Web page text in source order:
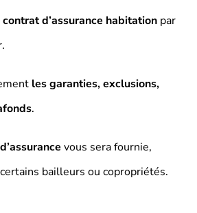
contrat d’assurance habitation par
les garanties, exclusions,
.
vous sera fournie,
bailleurs ou copropriétés.